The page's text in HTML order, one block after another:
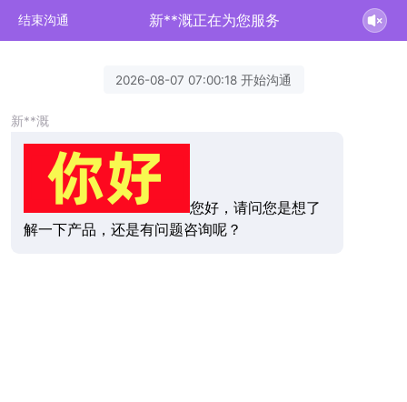
结束沟通 新**溉正在为您服务
2026-08-07 07:00:18 开始沟通
新**溉
您好，请问您是想了
解一下产品，还是有问题咨询呢？